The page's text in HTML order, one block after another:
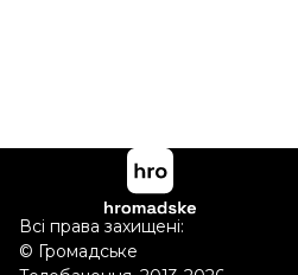
Всі права захищені:
© Громадське